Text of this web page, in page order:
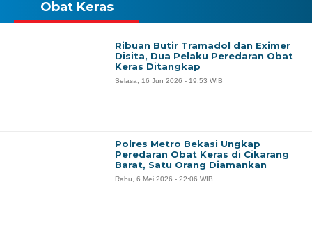
Obat Keras
Ribuan Butir Tramadol dan Eximer
Disita, Dua Pelaku Peredaran Obat
Keras Ditangkap
Selasa, 16 Jun 2026 - 19:53 WIB
Polres Metro Bekasi Ungkap
Peredaran Obat Keras di Cikarang
Barat, Satu Orang Diamankan
Rabu, 6 Mei 2026 - 22:06 WIB